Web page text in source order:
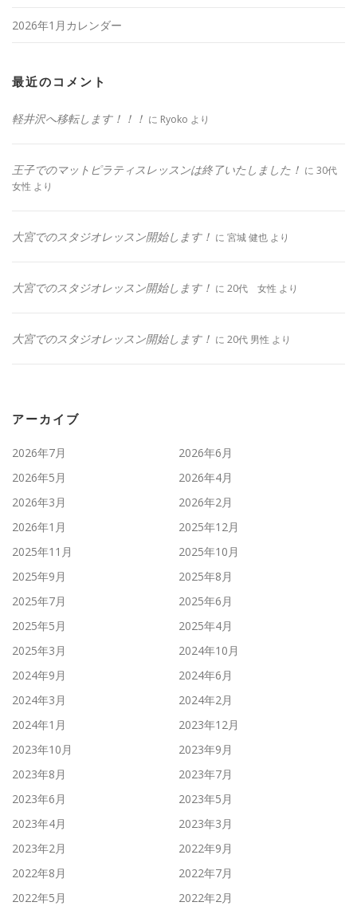
2026年1月カレンダー
最近のコメント
軽井沢へ移転します！！！ に Ryoko より
王子でのマットピラティスレッスンは終了いたしました！ に 30代
女性 より
大宮でのスタジオレッスン開始します！ に 宮城 健也 より
大宮でのスタジオレッスン開始します！ に 20代 女性 より
大宮でのスタジオレッスン開始します！ に 20代 男性 より
アーカイブ
2026年7月
2026年6月
2026年5月
2026年4月
2026年3月
2026年2月
2026年1月
2025年12月
2025年11月
2025年10月
2025年9月
2025年8月
2025年7月
2025年6月
2025年5月
2025年4月
2025年3月
2024年10月
2024年9月
2024年6月
2024年3月
2024年2月
2024年1月
2023年12月
2023年10月
2023年9月
2023年8月
2023年7月
2023年6月
2023年5月
2023年4月
2023年3月
2023年2月
2022年9月
2022年8月
2022年7月
2022年5月
2022年2月